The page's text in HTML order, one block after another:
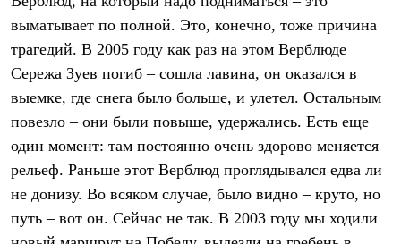
выматывает по полной. Это, конечно, тоже причина
трагедий. В 2005 году как раз на этом Верблюде
Сережа Зуев погиб – сошла лавина, он оказался в
выемке, где снега было больше, и улетел. Остальным
повезло – они были повыше, удержались. Есть еще
один момент: там постоянно очень здорово меняется
рельеф. Раньше этот Верблюд проглядывался едва ли
не донизу. Во всяком случае, было видно – круто, но
путь – вот он. Сейчас не так. В 2003 году мы ходили